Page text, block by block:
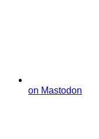
on Mastodon